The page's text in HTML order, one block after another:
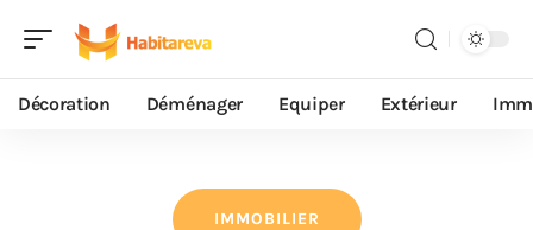
Décoration Déménager Equiper Extérieur
IMMOBILIER